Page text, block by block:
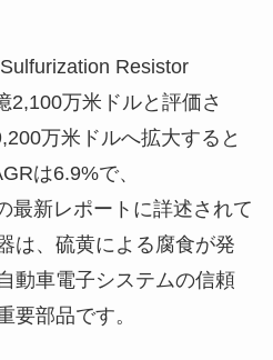
Resistor
2,100万米ドルと評価さ
万米ドルへ拡大すると
は6.9%で、
最新レポートに詳述されて
は、硫黄による腐食が発
動車電子システムの信頼
要部品です。